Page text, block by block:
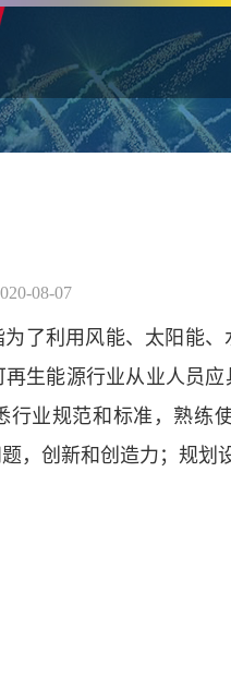
08-07
了利用风能、太阳能
生能源行业从业人员
行业规范和标准，熟练
，创新和创造力；规划